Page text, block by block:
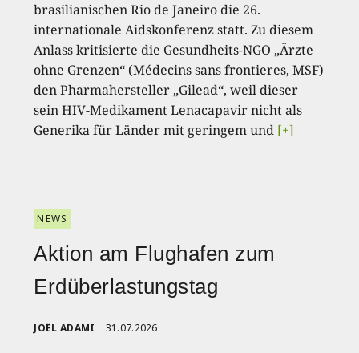
brasilianischen Rio de Janeiro die 26.
internationale Aidskonferenz statt. Zu diesem
Anlass kritisierte die Gesundheits-NGO „Ärzte
ohne Grenzen“ (Médecins sans frontieres, MSF)
den Pharmahersteller „Gilead“, weil dieser
sein HIV-Medikament Lenacapavir nicht als
Generika für Länder mit geringem und [+]
NEWS
Aktion am Flughafen zum
Erdüberlastungstag
JOËL ADAMI 31.07.2026